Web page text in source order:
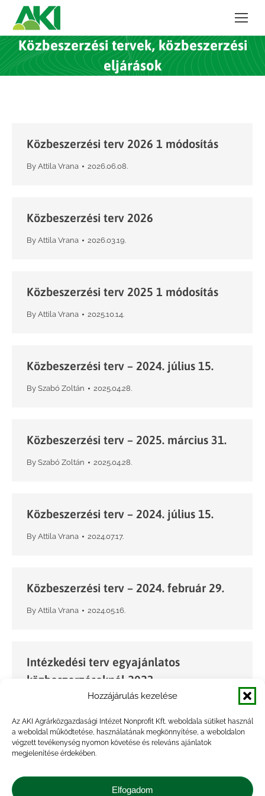
Hozzájárulás kezelése
Az AKI Agrárközgazdasági Intézet Nonprofit Kft. weboldala sütiket használ
a weboldal működtetése, használatának megkönnyítése, a weboldalon
végzett tevékenység nyomon követése és releváns ajánlatok
megjelenítése érdekében.
Elfogadom
Közbeszerzési tervek, közbeszerzési
eljárások
Közbeszerzési terv 2026 1 módosítás
By Attila Vrana 2026.06.08.
Közbeszerzési terv 2026
By Attila Vrana 2026.03.19.
Közbeszerzési terv 2025 1 módosítás
By Attila Vrana 2025.10.14.
Közbeszerzési terv – 2024. július 15.
By Szabó Zoltán 2025.04.28.
Közbeszerzési terv – 2025. március 31.
By Szabó Zoltán 2025.04.28.
Közbeszerzési terv – 2024. július 15.
By Attila Vrana 2024.07.17.
Közbeszerzési terv – 2024. február 29.
By Attila Vrana 2024.05.16.
Intézkedési terv egyajánlatos
közbeszerzéseknél 2023
2023.03.29.
Közbeszerzési terv – 2023. március 30.
ByVrana Attila 2023.03.29.